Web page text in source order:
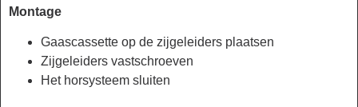
Montage
Gaascassette op de zijgeleiders plaatsen
Zijgeleiders vastschroeven
Het horsysteem sluiten